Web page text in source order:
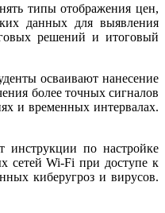
типы отображения цен,
данных для выявления
решений и итоговый
осваивают нанесение
более точных сигналов
и временных интервалах.
инструкции по настройке
сетей Wi-Fi при доступе к
киберугроз и вирусов.